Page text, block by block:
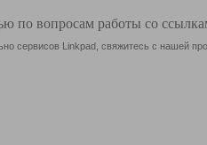
по вопросам работы со
сервисов Linkpad, свяжитесь с нашей